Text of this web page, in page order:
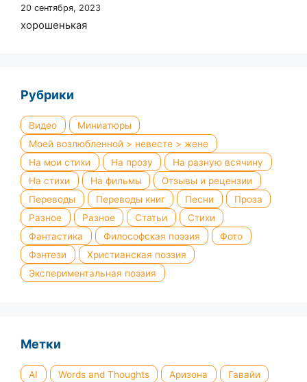
20 сентября, 2023
хорошенькая
Рубрики
Видео
Миниатюры
Моей возлюбленной > невесте > жене
На мои стихи
На прозу
На разную всячину
На стихи
На фильмы
Отзывы и рецензии
Переводы
Переводы книг Песни
Проза
Разное
Разное Статьи
Стихи
Фантастика
Философская поэзия
Фото
Фэнтези
Христианская поэзия
Экспериментальная поэзия
Метки
AI Words and Thoughts Аризона
Гавайи